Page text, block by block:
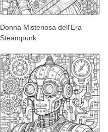
Donna Misteriosa dell'Era
Steampunk